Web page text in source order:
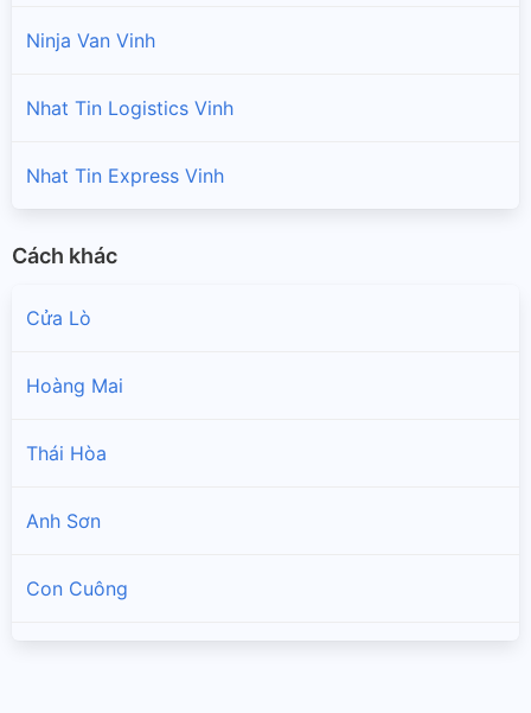
Ninja Van Vinh
Nhat Tin Logistics Vinh
Nhat Tin Express Vinh
Cách khác
Cửa Lò
Hoàng Mai
Thái Hòa
Anh Sơn
Con Cuông